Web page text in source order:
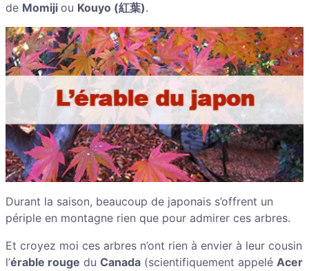
de Momiji ou Kouyo (紅葉).
Durant la saison, beaucoup de japonais s’offrent un
périple en montagne rien que pour admirer ces arbres.
Et croyez moi ces arbres n’ont rien à envier à leur cousin
l’érable rouge du Canada (scientifiquement appelé Acer